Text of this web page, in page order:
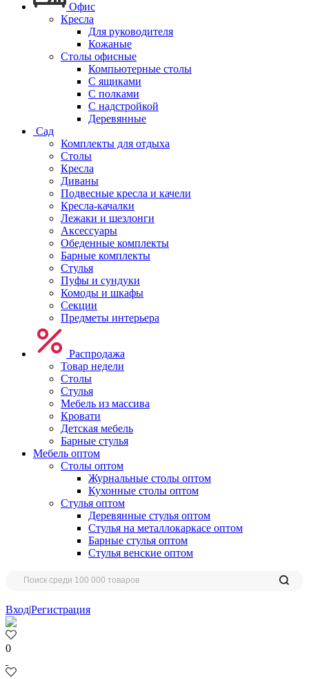
Офис
Кресла
Для руководителя
Кожаные
Столы офисные
Компьютерные столы
С ящиками
С полками
С надстройкой
Деревянные
Сад
Комплекты для отдыха
Столы
Кресла
Диваны
Подвесные кресла и качели
Кресла-качалки
Лежаки и шезлонги
Аксессуары
Обеденные комплекты
Барные комплекты
Стулья
Пуфы и сундуки
Комоды и шкафы
Секции
Предметы интерьера
Распродажа
Товар недели
Столы
Стулья
Мебель из массива
Кровати
Детская мебель
Барные стулья
Мебель оптом
Столы оптом
Журнальные столы оптом
Кухонные столы оптом
Стулья оптом
Деревянные стулья оптом
Стулья на металлокаркасе оптом
Барные стулья оптом
Стулья венские оптом
Вход|Регистрация
0